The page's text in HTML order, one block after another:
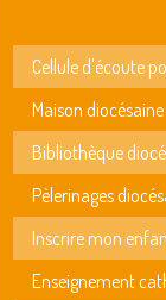
Cellule d'écoute
Maison diocésaine
Bibliothèque
Pèlerinages
Inscrire mon
Enseignement